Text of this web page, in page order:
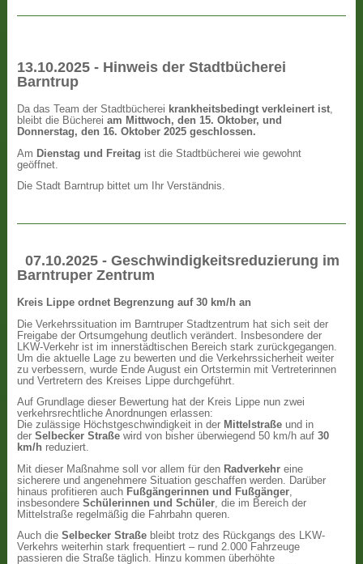
13.10.2025 - Hinweis der Stadtbücherei
Barntrup
Da das Team der Stadtbücherei krankheitsbedingt verkleinert ist,
bleibt die Büchereiam Mittwoch, den 15. Oktober, und
Donnerstag, den 16. Oktober 2025 geschlossen.
Am Dienstag und Freitag ist die Stadtbücherei wie gewohnt
geöffnet.
Die Stadt Barntrup bittet um Ihr Verständnis.
07.10.2025 - Geschwindigkeitsreduzierung im
Barntruper Zentrum
Kreis Lippe ordnet Begrenzung auf 30 km/h an
Die Verkehrssituation im Barntruper Stadtzentrum hat sich seit der
Freigabe der Ortsumgehung deutlich verändert. Insbesondere der
LKW-Verkehr ist im innerstädtischen Bereich stark zurückgegangen.
Um die aktuelle Lage zu bewerten und die Verkehrssicherheit weiter
zu verbessern, wurde Ende August ein Ortstermin mit Vertreterinnen
und Vertretern des Kreises Lippe durchgeführt.
Auf Grundlage dieser Bewertung hat der Kreis Lippe nun zwei
verkehrsrechtliche Anordnungen erlassen:
Die zulässige Höchstgeschwindigkeit in der Mittelstraße und in
derSelbecker Straße wird von bisher überwiegend 50 km/h auf30
km/h reduziert.
Mit dieser Maßnahme soll vor allem für den Radverkehr eine
sicherere und angenehmere Situation geschaffen werden. Darüber
hinaus profitieren auch Fußgängerinnen und Fußgänger
insbesondereSchülerinnen und Schüler , die im Bereich der
Mittelstraße regelmäßig die Fahrbahn queren.
Auch dieSelbecker Straße bleibt trotz des Rückgangs des LKW-
Verkehrs weiterhin stark frequentiert – rund 2.000 Fahrzeuge
passieren die Straße täglich. Hinzu kommen überhöhte